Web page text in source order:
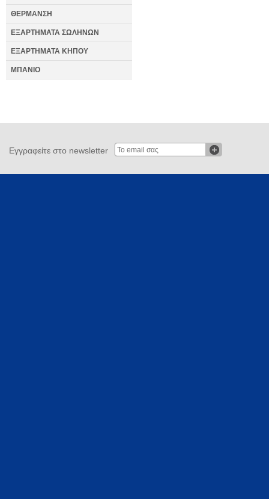
ΘΕΡΜΑΝΣΗ
ΕΞΑΡΤΗΜΑΤΑ ΣΩΛΗΝΩΝ
ΕΞΑΡΤΗΜΑΤΑ ΚΗΠΟΥ
ΜΠΑΝΙΟ
Εγγραφείτε στο newsletter